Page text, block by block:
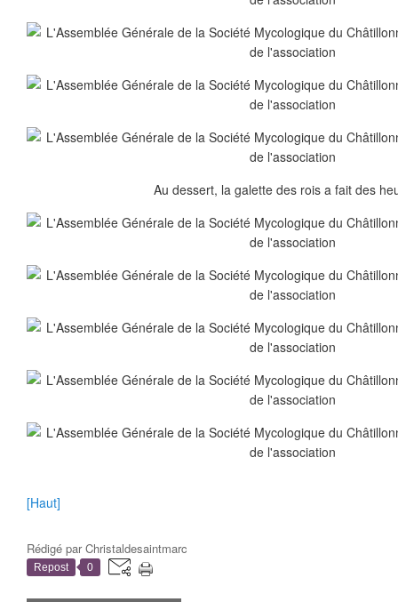
Au dessert, la galette des rois a fait des
[Haut]
Rédigé parChristaldesaintmarc
Repost 0